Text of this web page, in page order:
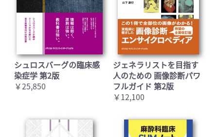
シュロスバーグの臨床感
染症学 第2版
￥25,850
ジェネラリストを目指す
人のための 画像診断パワ
フルガイド 第2版
￥12,100